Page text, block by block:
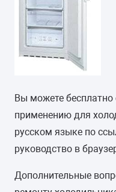
Вы можете
применению для
русском языке по
руководство в
Дополнительные